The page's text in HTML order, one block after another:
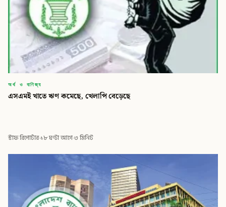
অর্থ ও বাণিজ্য
‎এসএমই খাতে ঋণ কমেছে, খেলাপি বেড়েছে
স্টাফ রিপোর্টার·১৮ ঘণ্টা আগে·৩ মিনিট